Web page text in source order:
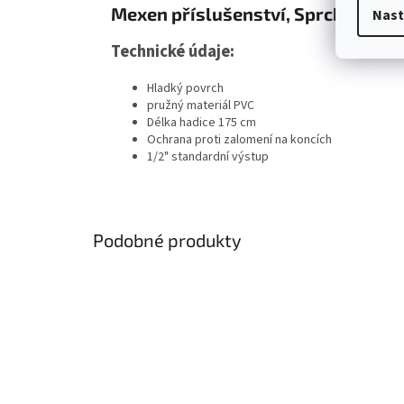
Mexen příslušenství, Sprchová
Technické údaje:
Hladký povrch
pružný materiál PVC
Délka hadice 175 cm
Ochrana proti zalomení na koncích
1/2" standardní výstup
Podobné produkty